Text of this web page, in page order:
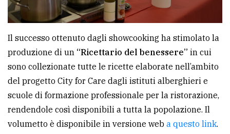
Il successo ottenuto dagli showcooking ha stimolato la
produzione di un “Ricettario del benessere” in cui
sono collezionate tutte le ricette elaborate nell’ambito
del progetto City for Care dagli istituti alberghieri e
scuole di formazione professionale per la ristorazione,
rendendole così disponibili a tutta la popolazione. Il
volumetto è disponibile in versione web a questo link.